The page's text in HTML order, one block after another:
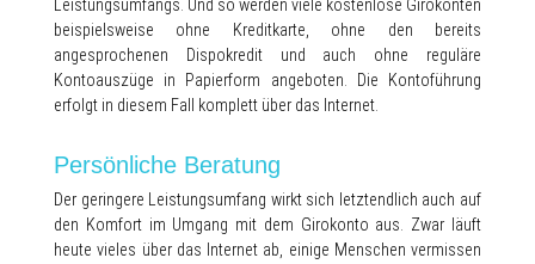
Leistungsumfangs. Und so werden viele kostenlose Girokonten
beispielsweise ohne Kreditkarte, ohne den bereits
angesprochenen Dispokredit und auch ohne reguläre
Kontoauszüge in Papierform angeboten. Die Kontoführung
erfolgt in diesem Fall komplett über das Internet.
Persönliche Beratung
Der geringere Leistungsumfang wirkt sich letztendlich auch auf
den Komfort im Umgang mit dem Girokonto aus. Zwar läuft
heute vieles über das Internet ab, einige Menschen vermissen